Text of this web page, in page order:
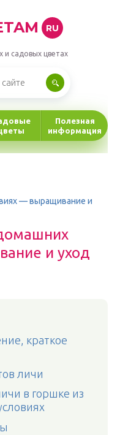
RU
и садовых цветах
Полезная
информация
— выращивание и
и уход
краткое
личи
в горшке из